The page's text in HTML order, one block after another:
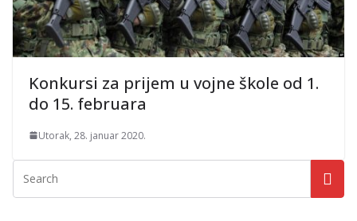
Konkursi za prijem u vojne škole od 1.
do 15. februara
Utorak, 28. januar 2020.